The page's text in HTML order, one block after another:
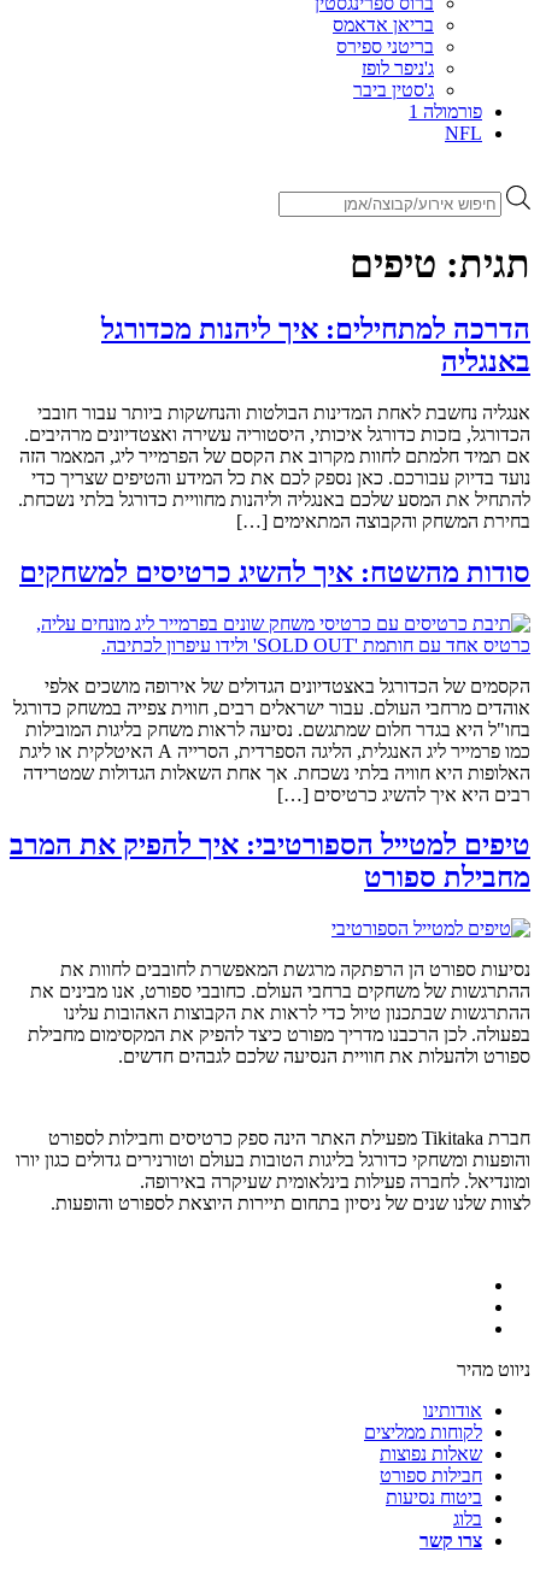
בריאן אדאמס
בריטני ספירס
ג'ניפר לופז
ג'סטין ביבר
פורמולה 1
NFL
Products
search
תגית: טיפים
הדרכה למתחילים: איך ליהנות מכדורגל
באנגליה
אנגליה נחשבת לאחת המדינות הבולטות והנחשקות ביותר עבור חובבי
הכדורגל, בזכות כדורגל איכותי, היסטוריה עשירה ואצטדיונים מרהיבים.
אם תמיד חלמתם לחוות מקרוב את הקסם של הפרמייר ליג, המאמר הזה
נועד בדיוק עבורכם. כאן נספק לכם את כל המידע והטיפים שצריך כדי
להתחיל את המסע שלכם באנגליה וליהנות מחוויית כדורגל בלתי נשכחת.
בחירת המשחק והקבוצה המתאימים […]
סודות מהשטח: איך להשיג כרטיסים למשחקים
הקסמים של הכדורגל באצטדיונים הגדולים של אירופה מושכים אלפי
אוהדים מרחבי העולם. עבור ישראלים רבים, חווית צפייה במשחק כדורגל
בחו"ל היא בגדר חלום שמתגשם. נסיעה לראות משחק בליגות המובילות
כמו פרמייר ליג האנגלית, הליגה הספרדית, הסרייה A האיטלקית או ליגת
האלופות היא חוויה בלתי נשכחת. אך אחת השאלות הגדולות שמטרידה
רבים היא איך להשיג כרטיסים […]
טיפים למטייל הספורטיבי: איך להפיק את המרב
מחבילת ספורט
נסיעות ספורט הן הרפתקה מרגשת המאפשרת לחובבים לחוות את
ההתרגשות של משחקים ברחבי העולם. כחובבי ספורט, אנו מבינים את
ההתרגשות שבתכנון טיול כדי לראות את הקבוצות האהובות עלינו
בפעולה. לכן הרכבנו מדריך מפורט כיצד להפיק את המקסימום מחבילת
ספורט ולהעלות את חוויית הנסיעה שלכם לגבהים חדשים.
חברת Tikitaka מפעילת האתר הינה ספק כרטיסים וחבילות לספורט
והופעות ומשחקי כדורגל בליגות הטובות בעולם וטורנירים גדולים כגון יורו
ומונדיאל. לחברה פעילות בינלאומית שעיקרה באירופה.
לצוות שלנו שנים של ניסיון בתחום תיירות היוצאת לספורט והופעות.
ניווט מהיר
אודותינו
לקוחות ממליצים
שאלות נפוצות
חבילות ספורט
ביטוח נסיעות
בלוג
צרו קשר